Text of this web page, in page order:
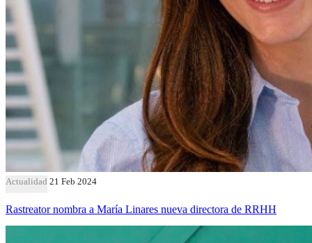
Actualidad 21 Feb 2024
Rastreator nombra a María Linares nueva directora de RRHH